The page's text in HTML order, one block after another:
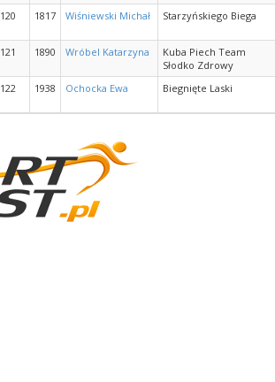
120
1817 Wiśniewski Michał Starzyńskiego Biega
121 1890 Wróbel Katarzyna
Kuba Piech Team
Słodko Zdrowy
122
1938 Ochocka Ewa Biegnięte Laski